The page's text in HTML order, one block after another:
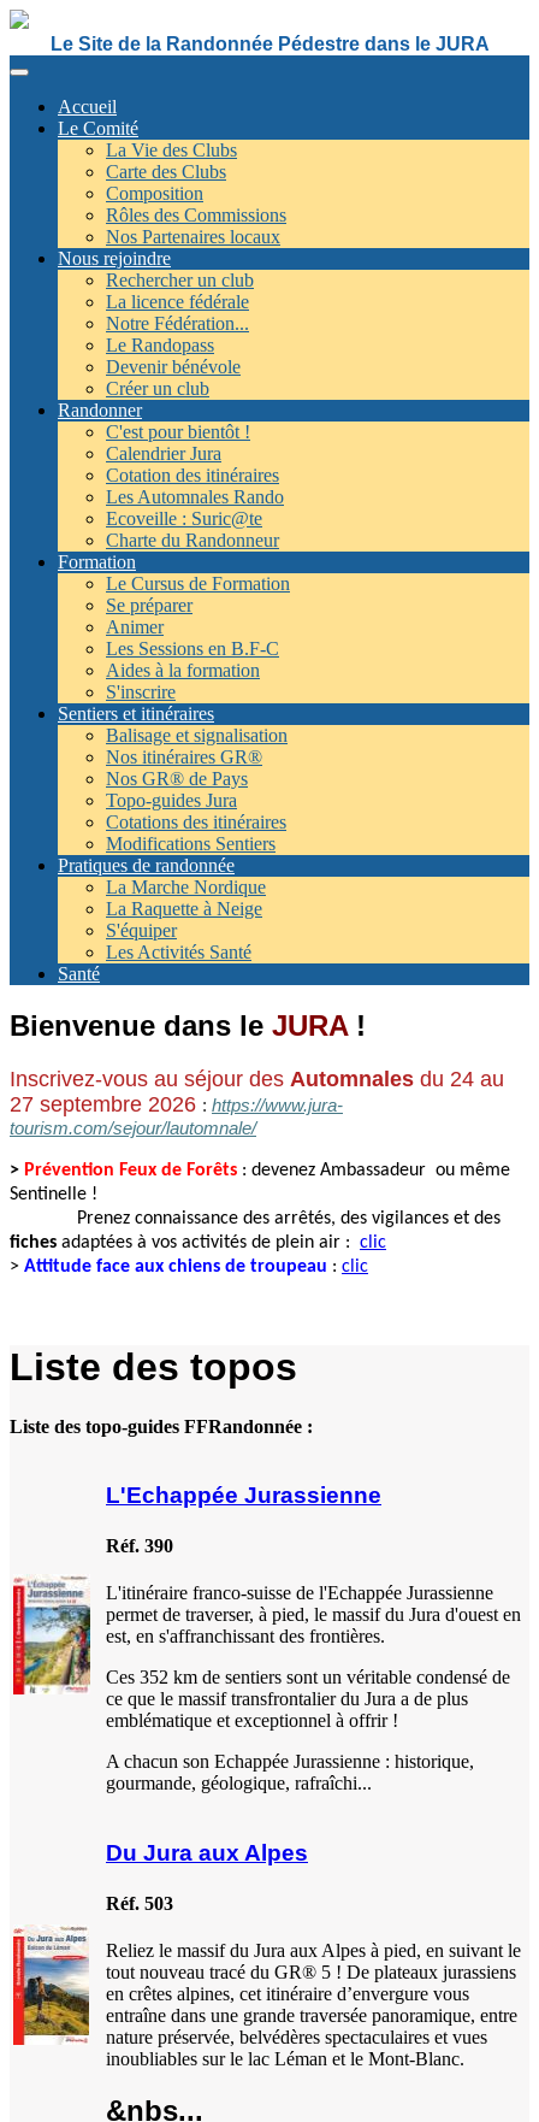
Le Site de la Randonnée Pédestre dans le JURA
Accueil
Le Comité
La Vie des Clubs
Carte des Clubs
Composition
Rôles des Commissions
Nos Partenaires locaux
Nous rejoindre
Rechercher un club
La licence fédérale
Notre Fédération...
Le Randopass
Devenir bénévole
Créer un club
Randonner
C'est pour bientôt !
Calendrier Jura
Cotation des itinéraires
Les Automnales Rando
Ecoveille : Suric@te
Charte du Randonneur
Formation
Le Cursus de Formation
Se préparer
Animer
Les Sessions en B.F-C
Aides à la formation
S'inscrire
Sentiers et itinéraires
Balisage et signalisation
Nos itinéraires GR®
Nos GR® de Pays
Topo-guides Jura
Cotations des itinéraires
Modifications Sentiers
Pratiques de randonnée
La Marche Nordique
La Raquette à Neige
S'équiper
Les Activités Santé
Santé
Bienvenue dans le JURA!
Inscrivez-vous au séjour des Automnales du 24 au
27 septembre 2026 : https://www.jura-
tourism.com/sejour/lautomnale/
> Prévention Feux de Forêts : devenez Ambassadeur ou même
Sentinelle !
Prenez connaissance des arrêtés, des vigilances et des
fiches adaptées à vos activités de plein air : clic
> Attitude face aux chiens de troupeau : clic
Liste des topos
Liste des topo-guides FFRandonnée :
L'Echappée Jurassienne
Réf. 390
L'itinéraire franco-suisse de l'Echappée Jurassienne
permet de traverser, à pied, le massif du Jura d'ouest en
est, en s'affranchissant des frontières.
Ces 352 km de sentiers sont un véritable condensé de
ce que le massif transfrontalier du Jura a de plus
emblématique et exceptionnel à offrir !
A chacun son Echappée Jurassienne : historique,
gourmande, géologique, rafraîchi...
Du Jura aux Alpes
Réf. 503
Reliez le massif du Jura aux Alpes à pied, en suivant le
tout nouveau tracé du GR® 5 ! De plateaux jurassiens
en crêtes alpines, cet itinéraire d’envergure vous
entraîne dans une grande traversée panoramique, entre
nature préservée, belvédères spectaculaires et vues
inoubliables sur le lac Léman et le Mont-Blanc.
&nbs...